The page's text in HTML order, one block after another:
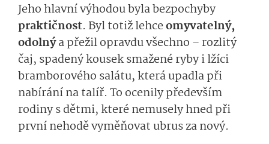
Jeho hlavní výhodou byla bezpochyby
praktičnost. Byl totiž lehceomyvatelný,
odolnýa přežil opravdu všechno – rozlitý
čaj, spadený kousek smažené ryby i lžíci
bramborového salátu, která upadla při
nabírání na talíř. To ocenily především
rodiny s dětmi, které nemusely hned při
první nehodě vyměňovat ubrus za nový.